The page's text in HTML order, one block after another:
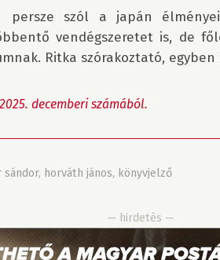
persze szól a japán
vendégszeretet is, de
Ritka szórakoztató,
decemberi számából.
sándor, horváth jános, könyvjelző
— hirdetés —